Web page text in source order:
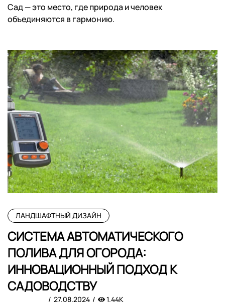
Сад — это место, где природа и человек
объединяются в гармонию.
ЛАНДШАФТНЫЙ ДИЗАЙН
СИСТЕМА АВТОМАТИЧЕСКОГО
ПОЛИВА ДЛЯ ОГОРОДА:
ИННОВАЦИОННЫЙ ПОДХОД К
САДОВОДСТВУ
27.08.2024 1.44K